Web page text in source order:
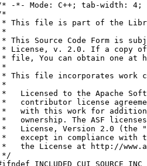
-*- Mode: C++; tab-width: